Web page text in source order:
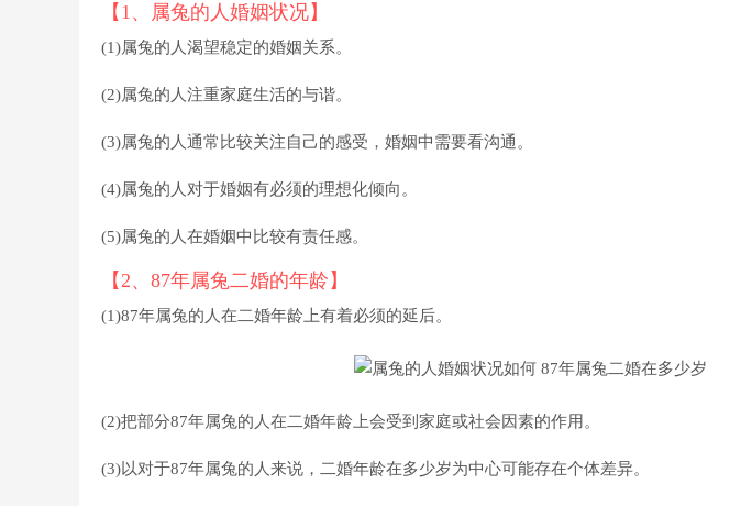
【1、属兔的人婚姻状况】
(1)属兔的人渴望稳定的婚姻关系。
(2)属兔的人注重家庭生活的与谐。
(3)属兔的人通常比较关注自己的感受，婚姻中需要看沟通。
(4)属兔的人对于婚姻有必须的理想化倾向。
(5)属兔的人在婚姻中比较有责任感。
【2、87年属兔二婚的年龄】
(1)87年属兔的人在二婚年龄上有着必须的延后。
(2)把部分87年属兔的人在二婚年龄上会受到家庭或社会因素的作用。
(3)以对于87年属兔的人来说，二婚年龄在多少岁为中心可能存在个体差异。